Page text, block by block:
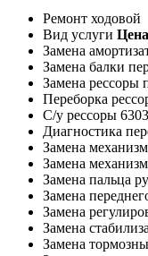
Ремонт ходовой
Вид услуги
Замена
Замена балки
Замена рессоры
Переборка
С/у рессоры 6303
Диагностика
Замена
Замена
Замена пальца
Замена
Замена
Замена
Замена